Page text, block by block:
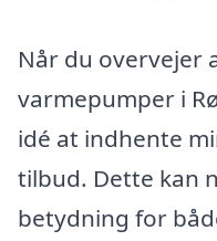
Når du overvejer
varmepumper i
idé at indhente
tilbud. Dette kan
betydning for